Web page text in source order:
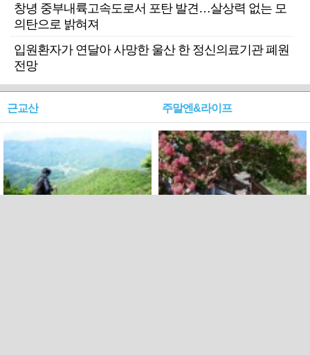
창녕 중부내륙고속도로서 포탄 발견…살상력 없는 모
의탄으로 밝혀져
입원환자가 연달아 사망한 울산 한 정신의료기관 폐원
전망
근교산 주말엔&라이프